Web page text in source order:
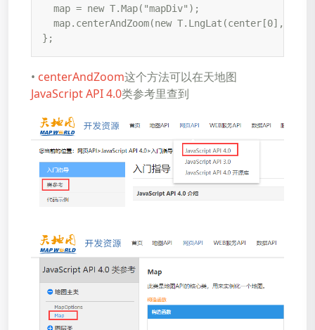
  map = new T.Map("mapDiv");
map.centerAndZoom(new T.LngLat(center[0],
};
• centerAndZoom这个方法可以在天地图
JavaScript API 4.0类参考里查到